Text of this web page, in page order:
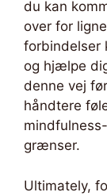
du kan
over for
forbindelser
og hjælpe
denne vej
håndtere
grænser.
Ultimately,